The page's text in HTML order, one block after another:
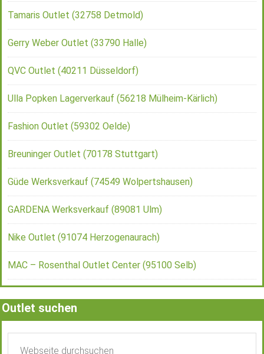
Tamaris Outlet (32758 Detmold)
Gerry Weber Outlet (33790 Halle)
QVC Outlet (40211 Düsseldorf)
Ulla Popken Lagerverkauf (56218 Mülheim-Kärlich)
Fashion Outlet (59302 Oelde)
Breuninger Outlet (70178 Stuttgart)
Güde Werksverkauf (74549 Wolpertshausen)
GARDENA Werksverkauf (89081 Ulm)
Nike Outlet (91074 Herzogenaurach)
MAC – Rosenthal Outlet Center (95100 Selb)
Outlet suchen